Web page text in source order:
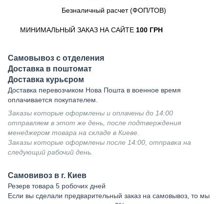
Безналичный расчет (ФОП/ТОВ)
МИНИМАЛЬНЫЙ ЗАКАЗ НА САЙТЕ 100 ГРН
Самовывоз с отделения
Доставка в поштомат
Доставка курьєром
Доставка перевозчиком Нова Пошта в военное время
оплачивается покупателем.
Заказы которые оформлены и оплачены до 14:00
отправляем в этот же день, после подтверждения
менеджером товара на складе в Киеве.
Заказы которые оформлены после 14:00, отправка на
следующий рабочий день.
Самовивоз в г. Киев
Резерв товара 5 робочих дней
Если вы сделали предварительный заказ на самовывоз, то мы